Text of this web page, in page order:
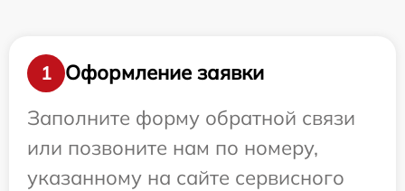
1
Оформление заявки
Заполните форму обратной связи
или позвоните нам по номеру,
указанному на сайте сервисного